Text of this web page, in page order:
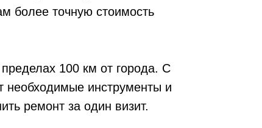
более точную стоимость
100 км от города. С
необходимые инструменты и
ремонт за один визит.